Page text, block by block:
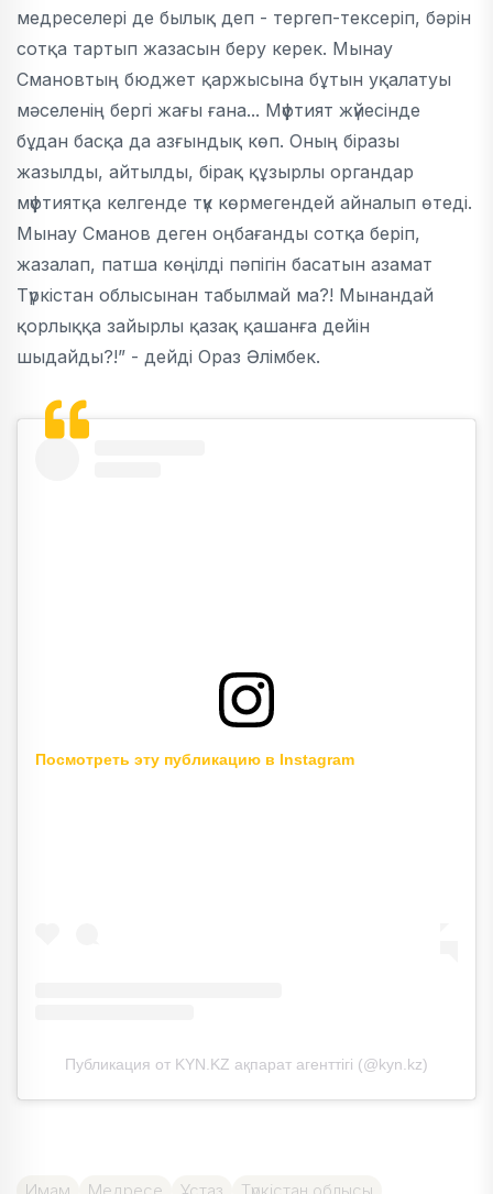
медреселері де былық деп - тергеп-тексеріп, бәрін
сотқа тартып жазасын беру керек. Мынау
Смановтың бюджет қаржысына бұтын уқалатуы
мәселенің бергі жағы ғана... Мүфтият жүйесінде
бұдан басқа да азғындық көп. Оның біразы
жазылды, айтылды, бірақ құзырлы органдар
мүфтиятқа келгенде түк көрмегендей айналып өтеді.
Мынау Сманов деген оңбағанды сотқа беріп,
жазалап, патша көңілді пәпігін басатын азамат
Түркістан облысынан табылмай ма?! Мынандай
қорлыққа зайырлы қазақ қашанға дейін
шыдайды?!” - дейді Ораз Әлімбек.
Посмотреть эту публикацию в Instagram
Публикация от KYN.KZ ақпарат агенттігі (@kyn.kz)